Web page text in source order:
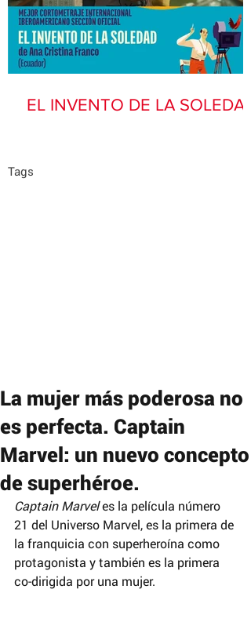
EL INVENTO DE LA SOLEDAD
Tags
La mujer más poderosa no
es perfecta. Captain
Marvel: un nuevo concepto
de superhéroe.
Captain Marvel es la película número
21 del Universo Marvel, es la primera de
la franquicia con superheroína como
protagonista y también es la primera
co-dirigida por una mujer.